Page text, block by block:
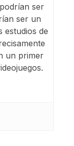
ser
ser un
estudios de
un primer